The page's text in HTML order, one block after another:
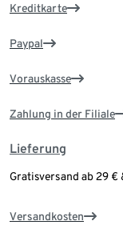
Kreditkarte
Paypal
Vorauskasse
Zahlung in der Filiale
Lieferung
Gratisversand ab 29 €
Versandkosten